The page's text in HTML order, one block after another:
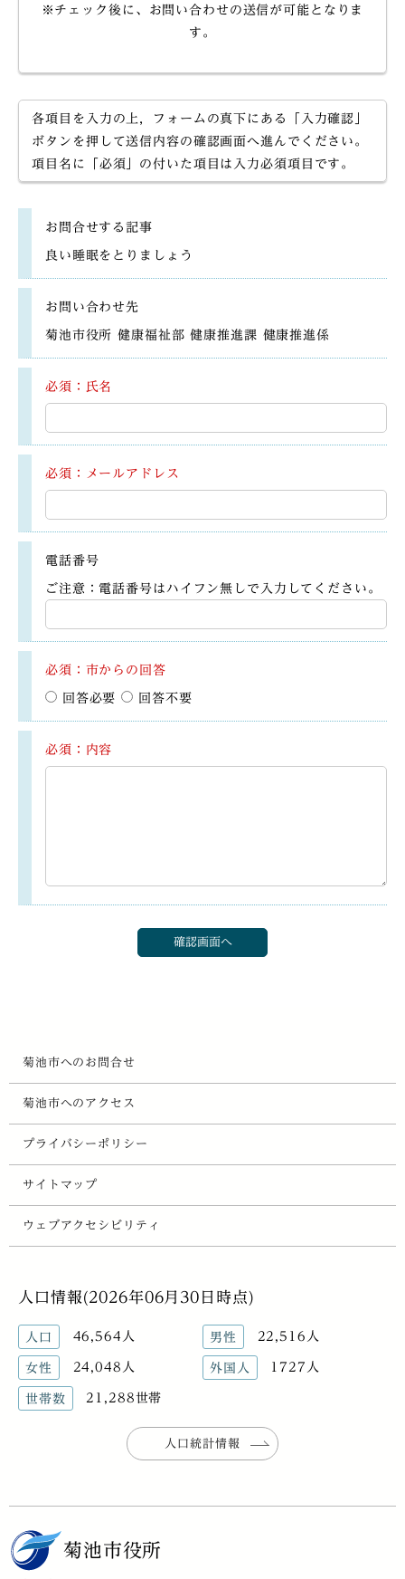
※チェック後に、お問い合わせの送信が可能となりま
す。
各項目を入力の上，フォームの真下にある「入力確認」
ボタンを押して送信内容の確認画面へ進んでください。
項目名に「必須」の付いた項目は入力必須項目です。
お問合せする記事
良い睡眠をとりましょう
お問い合わせ先
菊池市役所 健康福祉部 健康推進課 健康推進係
必須：氏名
必須：メールアドレス
電話番号
ご注意：電話番号はハイフン無しで入力してください。
必須：市からの回答
回答必要 回答不要
必須：内容
菊池市へのお問合せ
菊池市へのアクセス
プライバシーポリシー
サイトマップ
ウェブアクセシビリティ
人口情報(2026年06月30日時点)
人口 46,564人 男性 22,516人
女性 24,048人 外国人 1727人
世帯数 21,288世帯
人口統計情報
菊池市役所